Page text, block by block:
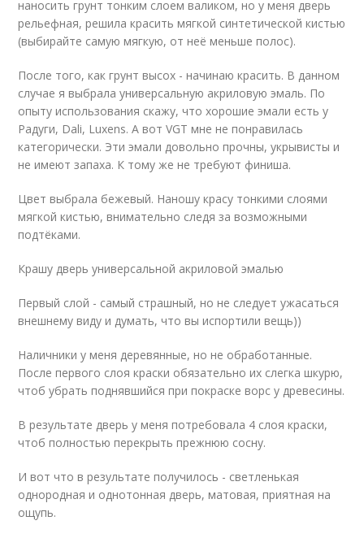
наносить грунт тонким слоем валиком, но у меня дверь
рельефная, решила красить мягкой синтетической кистью
(выбирайте самую мягкую, от неё меньше полос).
После того, как грунт высох - начинаю красить. В данном
случае я выбрала универсальную акриловую эмаль. По
опыту использования скажу, что хорошие эмали есть у
Радуги, Dali, Luxens. А вот VGT мне не понравилась
категорически. Эти эмали довольно прочны, укрывисты и
не имеют запаха. К тому же не требуют финиша.
Цвет выбрала бежевый. Наношу красу тонкими слоями
мягкой кистью, внимательно следя за возможными
подтёками.
Крашу дверь универсальной акриловой эмалью
Первый слой - самый страшный, но не следует ужасаться
внешнему виду и думать, что вы испортили вещь))
Наличники у меня деревянные, но не обработанные.
После первого слоя краски обязательно их слегка шкурю,
чтоб убрать поднявшийся при покраске ворс у древесины.
В результате дверь у меня потребовала 4 слоя краски,
чтоб полностью перекрыть прежнюю сосну.
И вот что в результате получилось - светленькая
однородная и однотонная дверь, матовая, приятная на
ощупь.